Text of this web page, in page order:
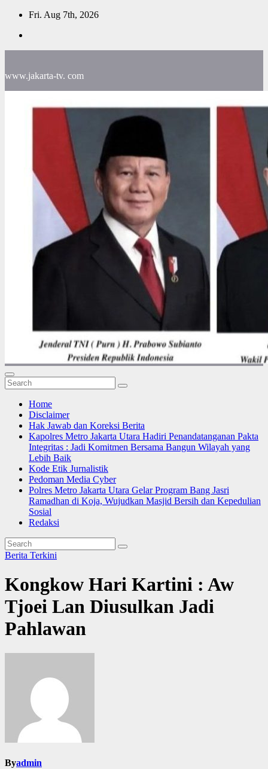
Skip
content
Fri. Aug 7th, 2026
www.jakarta-tv. com
Home
Disclaimer
Hak Jawab dan Koreksi Berita
Kapolres Metro Jakarta Utara Hadiri Penandatanganan Pakta
Integritas : Jadi Komitmen Bersama Bangun Wilayah yang
Lebih Baik
Kode Etik Jurnalistik
Pedoman Media Cyber
Polres Metro Jakarta Utara Gelar Program Bang Jasri
Ramadhan di Koja, Wujudkan Masjid Bersih dan Kepedulian
Sosial
Redaksi
Berita Terkini
Kongkow Hari Kartini : Aw
Tjoei Lan Diusulkan Jadi
Pahlawan
Byadmin